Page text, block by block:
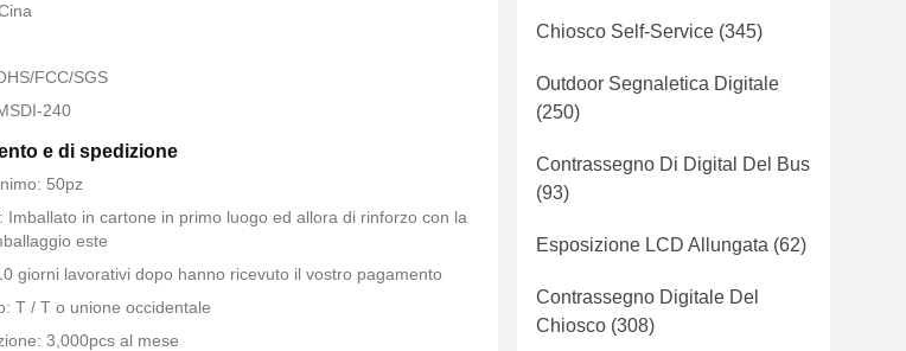
FCC/SGS
240
e di spedizione
50pz
Imballato in cartone in primo luogo ed allora di rinforzo con la
este
giorni lavorativi dopo hanno ricevuto il vostro pagamento
T / T o unione occidentale
3,000pcs al mese
Chiosco Self-Service (345)
Outdoor Segnaletica Digitale
(250)
Contrassegno Di Digital Del Bus
(93)
Esposizione LCD Allungata (62)
Contrassegno Digitale Del
Chiosco (308)